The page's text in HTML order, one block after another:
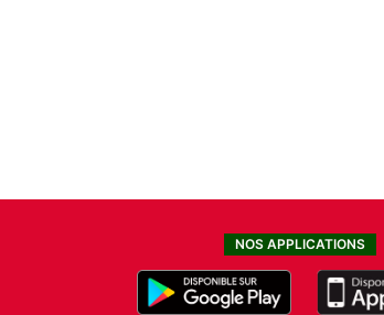
NOS APPLICATIONS